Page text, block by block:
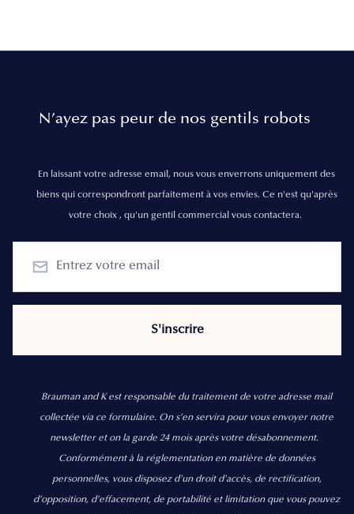
N’ayez pas peur de nos gentils robots
En laissant votre adresse email, nous vous enverrons uniquement des
biens qui correspondront parfaitement à vos envies. Ce n'est qu'après
votre choix , qu'un gentil commercial vous contactera.
Brauman and K est responsable du traitement de votre adresse mail
collectée via ce formulaire. On s’en servira pour vous envoyer notre
newsletter et on la garde 24 mois après votre désabonnement.
Conformément à la réglementation en matière de données
personnelles, vous disposez d'un droit d'accès, de rectification,
d’opposition, d’effacement, de portabilité et limitation que vous pouvez